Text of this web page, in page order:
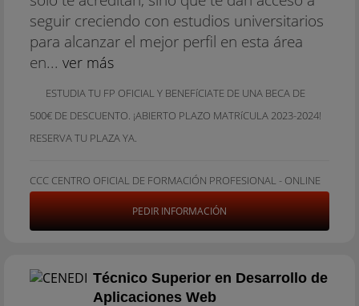
seguir creciendo con estudios universitarios
para alcanzar el mejor perfil en esta área
en... ver más
ESTUDIA TU FP OFICIAL Y BENEFíCIATE DE UNA BECA DE
500€ DE DESCUENTO. ¡ABIERTO PLAZO MATRíCULA 2023-2024!
RESERVA TU PLAZA YA.
CCC CENTRO OFICIAL DE FORMACIÓN PROFESIONAL - ONLINE
PEDIR INFORMACIÓN
Técnico Superior en Desarrollo de
Aplicaciones Web